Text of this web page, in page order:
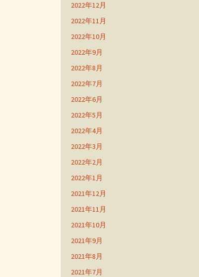
2022年12月
2022年11月
2022年10月
2022年9月
2022年8月
2022年7月
2022年6月
2022年5月
2022年4月
2022年3月
2022年2月
2022年1月
2021年12月
2021年11月
2021年10月
2021年9月
2021年8月
2021年7月